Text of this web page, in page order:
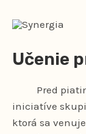
Učenie
Pred piatimi
iniciatíve
ktorá sa